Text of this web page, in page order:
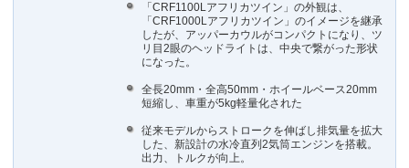
「CRF1100Lアフリカツイン」の外観は、
「CRF1000Lアフリカツイン」のイメージを継承
したが、アッパーカウルがコンパクトになり、ツ
リ目2眼のヘッドライトは、中央で繋がった形状
になった。
全長20mm・全高50mm・ホイールベース20mm
短縮し、車重が5kg軽量化された
従来モデルからストロークを伸ばし排気量を拡大
した、新設計の水冷直列2気筒エンジンを搭載。
出力、トルクが向上。